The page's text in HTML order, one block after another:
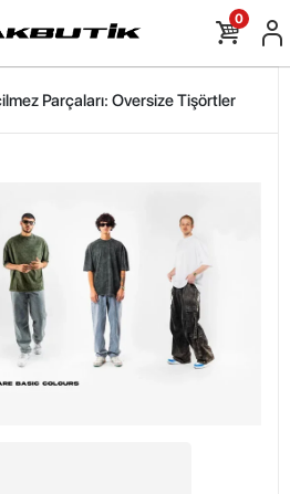
0
Parçaları: Oversize Tişörtler